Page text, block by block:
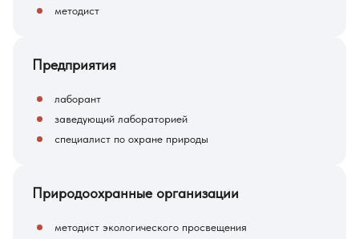
методист
Предприятия
лаборант
заведующий лабораторией
специалист по охране природы
Природоохранные организации
методист экологического просвещения